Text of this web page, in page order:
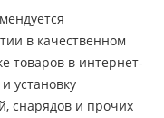
в качественном
товаров в интернет-
установку
снарядов и прочих